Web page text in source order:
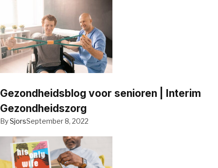
Gezondheidsblog voor senioren | Interim
Gezondheidszorg
BySjorsSeptember 8, 2022